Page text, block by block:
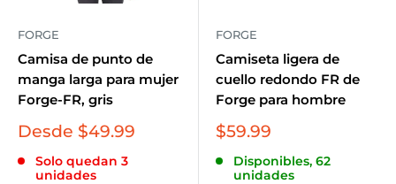
FORGE
Camisa de punto de
manga larga para mujer
Forge-FR, gris
Precio
venta
Desde $49.99
Solo quedan 3
unidades
FORGE
Camiseta ligera de
cuello redondo FR de
Forge para hombre
Precio
venta
$59.99
Disponibles, 62
unidades